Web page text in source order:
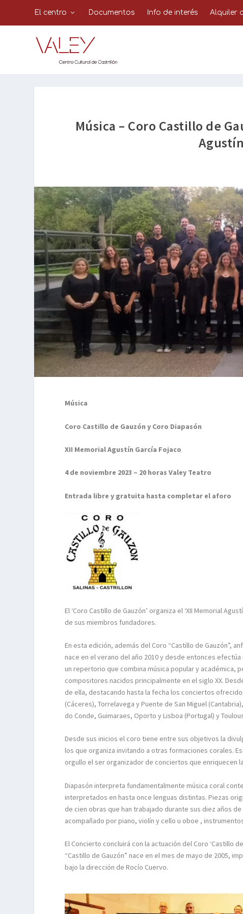
El centro Documentos Info de interés Alquiler
Música – Coro Castillo de
Música
Coro Castillo de Gauzón y Coro Diapasón
XII Memorial Agustín García Fojaco
4 de noviembre 2023 – 20 horas Valey Teatro
Entrada libre y gratuita hasta completar el aforo
El ‘Coro Castillo de Gauzón’ organiza el ‘XII Memorial
de sus miembros fundadores.
En esta edición, además del Coro “Castillo de Gauzón”,
nace en el verano del año 2010 y desde entonces
un repertorio que combina música popular y académica,
compositores nacidos principalmente en el siglo XX.
de ella, destacando hasta la fecha los conciertos
(Cáceres), Torrelavega y Puente de San Miguel
do Conde, Guimaraes, Oporto y Lisboa (Portugal) y
Desde sus inicios el coro tiene entre sus objetivos la
los que organiza invitando a otras formaciones corales.
orgullo el ser organizador de conciertos que enriquecen
Diapasón interpreta fundamentalmente música coral
interpretados en hasta once lenguas distintas. Piezas
de cien obras que han trabajado durante sus diez años
acompañado por piano, violín y cello u oboe ,
El Concierto concluirá con la actuación del Coro ‘Castillo
“Castillo de Gauzón” nace en el mes de mayo de 2005,
bajo la dirección de Rocío Cuervo.